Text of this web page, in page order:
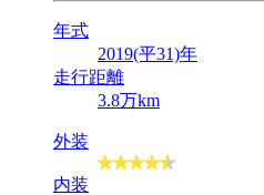
年式
2019(平31)年
走行距離
3.8万km
外装
内装